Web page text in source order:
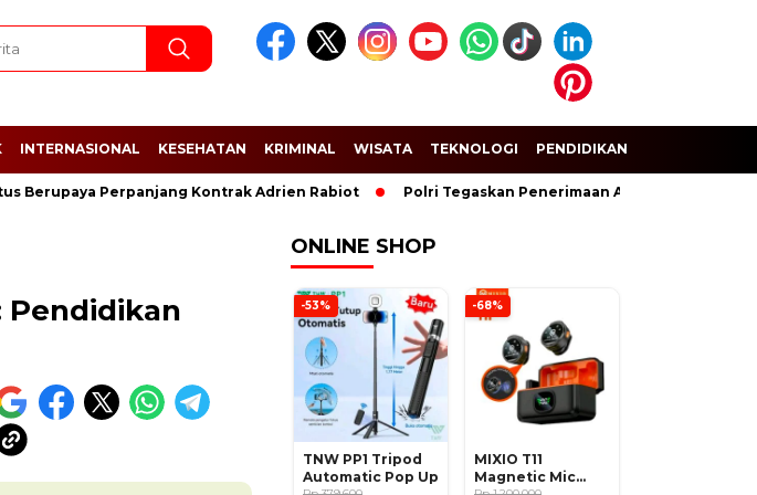
INTERNASIONAL KESEHATAN KRIMINAL WISATA TEKNOLOGI PENDIDIKAN
Perpanjang Kontrak Adrien Rabiot Polri Tegaskan Penerimaan Anggota dan Taruna
Pendidikan
ONLINE SHOP
-53%
TNW PP1 Tripod
Automatic Pop Up
-68%
MIXIO T11
Magnetic Mic